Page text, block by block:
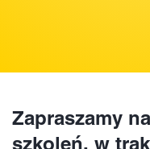
Zapraszamy
szkoleń, w